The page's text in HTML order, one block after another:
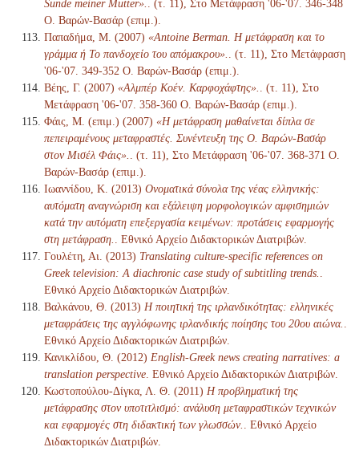
Sünde meiner Mutter».
. (τ. 11), Στο Μετάφραση '06-'07. 346-348
Ο. Βαρών-Βασάρ (επιμ.).
Παπαδήμα, Μ. (2007) «Antoine Berman. Η μετάφραση και το
γράμμα ή Το πανδοχείο του απόμακρου».
. (τ. 11), Στο Μετάφραση
'06-'07. 349-352 Ο. Βαρών-Βασάρ (επιμ.).
Βέης, Γ. (2007) «Αλμπέρ Κοέν. Καρφοχάφτης».
. (τ. 11), Στο
Μετάφραση '06-'07. 358-360 Ο. Βαρών-Βασάρ (επιμ.).
Φάις, Μ. (επιμ.) (2007) «Η μετάφραση μαθαίνεται δίπλα σε
πεπειραμένους μεταφραστές. Συνέντευξη της Ο. Βαρών-Βασάρ
στον Μισέλ Φάις».
. (τ. 11), Στο Μετάφραση '06-'07. 368-371 Ο.
Βαρών-Βασάρ (επιμ.).
Ιωαννίδου, Κ. (2013) Ονοματικά σύνολα της νέας ελληνικής:
αυτόματη αναγνώριση και εξάλειψη μορφολογικών αμφισημιών
κατά την αυτόματη επεξεργασία κειμένων: προτάσεις εφαρμογής
στη μετάφραση.
. Εθνικό Αρχείο Διδακτορικών Διατριβών.
Γουλέτη, Αι. (2013) Translating culture-specific references on
Greek television: A diachronic case study of subtitling trends.
Εθνικό Αρχείο Διδακτορικών Διατριβών.
Βαλκάνου, Θ. (2013) Η ποιητική της ιρλανδικότητας: ελληνικές
μεταφράσεις της αγγλόφωνης ιρλανδικής ποίησης του 20ου αιώνα.
Εθνικό Αρχείο Διδακτορικών Διατριβών.
Κανικλίδου, Θ. (2012) English-Greek news creating narratives: a
translation perspective . Εθνικό Αρχείο Διδακτορικών Διατριβών.
Κωστοπούλου-Δίγκα, Λ. Θ. (2011) Η προβληματική της
μετάφρασης στον υποτιτλισμό: ανάλυση μεταφραστικών τεχνικών
και εφαρμογές στη διδακτική των γλωσσών.
. Εθνικό Αρχείο
Διδακτορικών Διατριβών.